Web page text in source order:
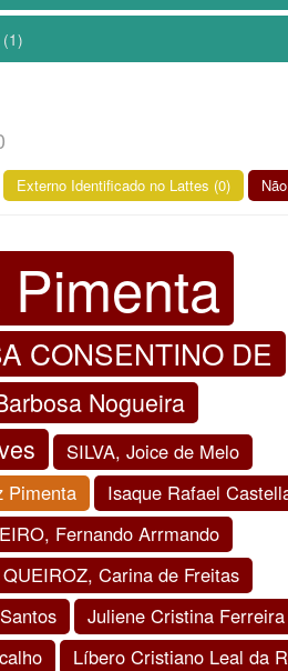
(1)
Externo Identificado no Lattes (0)
CONSENTINO DE
Nogueira
SILVA, Joice de Melo
Pimenta
Isaque Rafael
Fernando Arrmando
QUEIROZ, Carina de Freitas
Juliene Cristina Ferreira
Líbero Cristiano Leal da